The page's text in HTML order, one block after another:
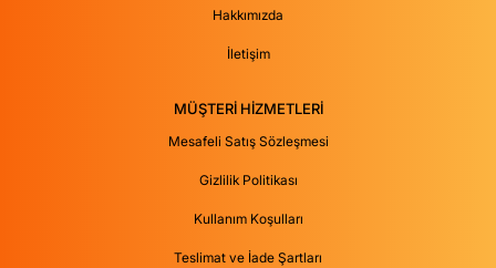
Hakkımızda
İletişim
MÜŞTERİ HİZMETLERİ
Mesafeli Satış Sözleşmesi
Gizlilik Politikası
Kullanım Koşulları
Teslimat ve İade Şartları